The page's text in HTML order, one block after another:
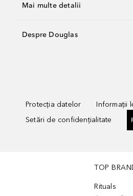
Mai multe detalii
Despre Douglas
Protecția datelor Informații
Setări de confidențialitate
TOP
Rituals